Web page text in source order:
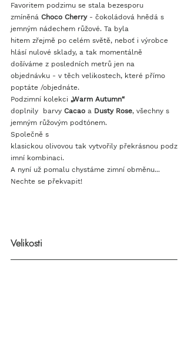
Favoritem podzimu se stala bezesporu
zmíněná Choco Cherry - čokoládová hnědá s
jemným nádechem růžové. Ta byla
hitem zřejmě po celém světě, neboť i výrobce
hlásí nulové sklady, a tak momentálně
došíváme z posledních metrů jen na
objednávku - v těch velikostech, které přímo
poptáte /objednáte.
Podzimní kolekci „Warm Autumn“
doplnily  barvy Cacao a Dusty Rose, všechny s
jemným růžovým podtónem.
Společně s
klasickou olivovou tak vytvořily překrásnou podz
imní kombinaci.
A nyní už pomalu chystáme zimní obměnu...
Nechte se překvapit!
Velikosti